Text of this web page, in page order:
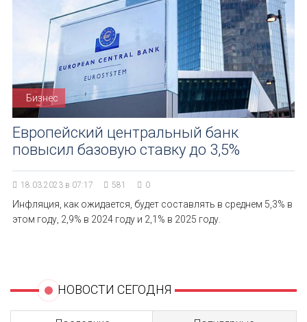
Бизнес
Европейский центральный банк
повысил базовую ставку до 3,5%
18.03.2023 в 07:17 581 0
Инфляция, как ожидается, будет составлять в среднем 5,3% в
этом году, 2,9% в 2024 году и 2,1% в 2025 году.
НОВОСТИ СЕГОДНЯ